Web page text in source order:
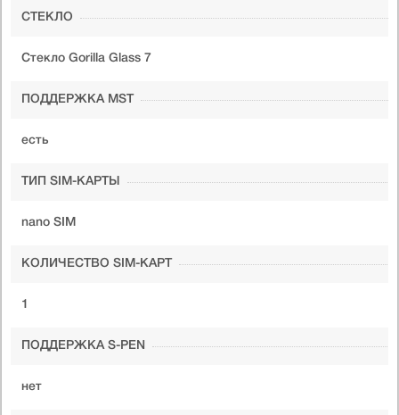
СТЕКЛО
Стекло Gorilla Glass 7
ПОДДЕРЖКА MST
есть
ТИП SIM-КАРТЫ
nano SIM
КОЛИЧЕСТВО SIM-КАРТ
1
ПОДДЕРЖКА S-PEN
нет